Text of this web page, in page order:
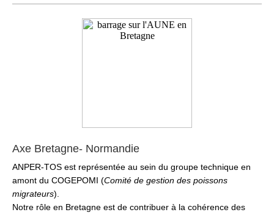
Axe Bretagne- Normandie
ANPER-TOS est représentée au sein du groupe technique en
amont du COGEPOMI (Comité de gestion des poissons
migrateurs).
Notre rôle en Bretagne est de contribuer à la cohérence des